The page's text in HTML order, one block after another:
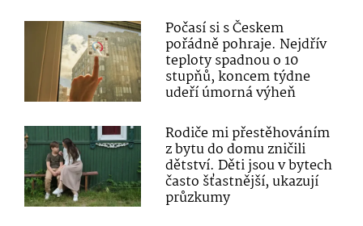
Počasí si s Českem
pořádně pohraje. Nejdřív
teploty spadnou o 10
stupňů, koncem týdne
udeří úmorná výheň
Rodiče mi přestěhováním
z bytu do domu zničili
dětství. Děti jsou v bytech
často šťastnější, ukazují
průzkumy